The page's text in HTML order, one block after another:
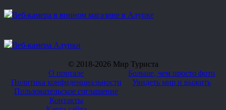
Веб-камера в винном магазине в Алупке
Веб-камера Алупки
© 2018-2026 Мир Туриста
О портале
Политика конфиденциальности
Пользовательское соглашение
Контакты
Больше, чем просто фото
Увидеть мир и выжить